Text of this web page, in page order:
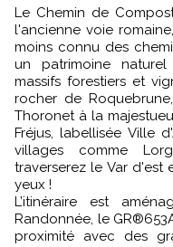
Le Chemin de Compostelle dans le Var suit le tracé de
l'ancienne voie
moins connu des
un patrimoine
massifs forestiers et
rocher de
Thoronet à la
Fréjus, labellisée Ville
villages comme
traverserez le Var d'est
yeux !
L’itinéraire est
Randonnée, le
proximité avec des